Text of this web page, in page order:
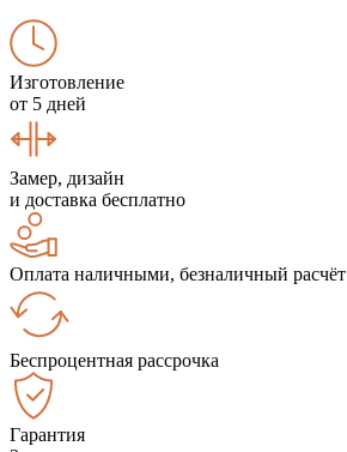
Изготовление
от 5 дней
Замер, дизайн
и доставка бесплатно
Оплата наличными, безналичный расчёт
Беспроцентная рассрочка
Гарантия